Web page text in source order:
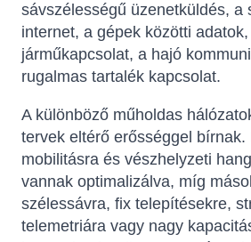
sávszélességű üzenetküldés, a
internet, a gépek közötti
járműkapcsolat, a hajó
rugalmas tartalék kapcsolat.
A különböző műholdas
tervek eltérő erősséggel
mobilitásra és vészhelyzeti
vannak optimalizálva, míg
szélessávra, fix telepítésekre,
telemetriára vagy nagy